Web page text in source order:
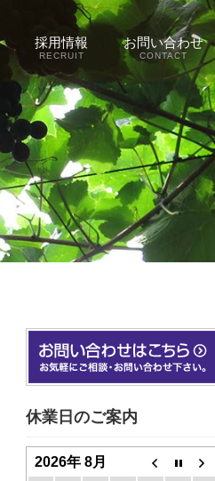
採用情報
RECRUIT
お問い合わせ
CONTACT
休業日のご案内
2026年 8月